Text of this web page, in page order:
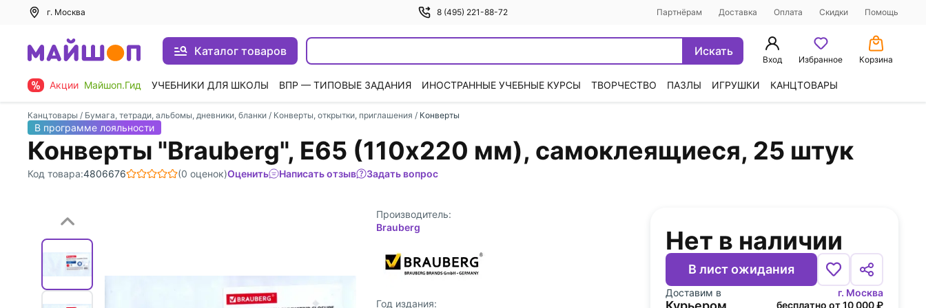
г. Москва 8 (495) 221-88-72 Партнёрам Доставка Оплата Скидки Помощь
Каталог товаров Искать
Вход Избранное Корзина
Акции Майшоп.Гид УЧЕБНИКИ ДЛЯ ШКОЛЫ ВПР — ТИПОВЫЕ ЗАДАНИЯ ИНОСТРАННЫЕ УЧЕБНЫЕ КУРСЫ ТВОРЧЕСТВО ПАЗЛЫ ИГРУШКИ КАНЦТОВАРЫ
Канцтовары / Бумага, тетради, альбомы, дневники, бланки / Конверты, открытки, приглашения / Конверты
В программе лояльности
Конверты "Brauberg", Е65 (110х220 мм), самоклеящиеся, 25 штук
Код товара:4806676 (0 оценок)Оценить Написать отзыв Задать вопрос
Нет в наличии
В лист ожидания
Доставим в г. Москва
бесплатно от 10 000 ₽
Производитель:
Brauberg
Год издания: